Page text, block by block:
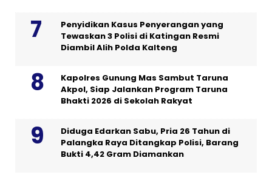
Penyidikan Kasus Penyerangan yang
Tewaskan 3 Polisi di Katingan Resmi
Diambil Alih Polda Kalteng
Kapolres Gunung Mas Sambut Taruna
Akpol, Siap Jalankan Program Taruna
Bhakti 2026 di Sekolah Rakyat
Diduga Edarkan Sabu, Pria 26 Tahun di
Palangka Raya Ditangkap Polisi, Barang
Bukti 4,42 Gram Diamankan